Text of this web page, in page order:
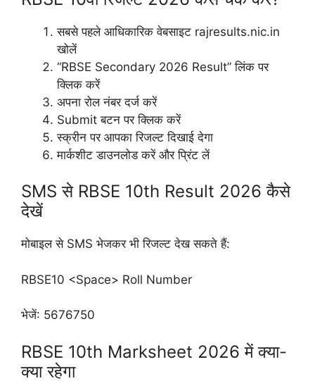
सबसे पहले आधिकारिक वेबसाइट rajresults.nic.in
खोलें
“RBSE Secondary 2026 Result” लिंक पर
क्लिक करें
अपना रोल नंबर दर्ज करें
Submit बटन पर क्लिक करें
स्क्रीन पर आपका रिजल्ट दिखाई देगा
मार्कशीट डाउनलोड करें और प्रिंट लें
SMS से RBSE 10th Result 2026 कैसे
देखें
मोबाइल से SMS भेजकर भी रिजल्ट देख सकते हैं:
RBSE10 <Space> Roll Number
भेजें: 5676750
RBSE 10th Marksheet 2026 में क्या-
क्या रहेगा